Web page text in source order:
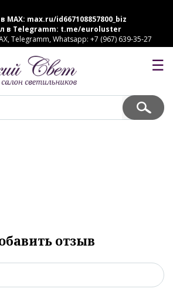
MAX: max.ru/id667108857800_biz
в Telegramm: t.me/euroluster
Telegramm, Whatsapp: +7 (967) 639-35-27
☰
отзыв